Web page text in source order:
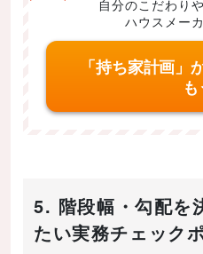
自分のこだわり
ハウスメー
「持ち家計画」
も
5. 階段幅・勾配を
たい実務チェック